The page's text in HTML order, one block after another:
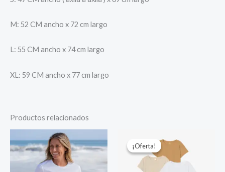
M: 52 CM ancho x 72 cm largo
L: 55 CM ancho x 74 cm largo
XL: 59 CM ancho x 77 cm largo
Productos relacionados
¡Oferta!
¡Oferta!
precio
original
era:
S/ 140.00.
precio
actual
es: